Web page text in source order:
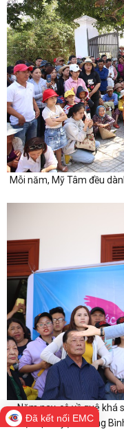
Mỗi năm, Mỹ Tâm đều
Năm nay, cô về quê khá
thiện tại huyện Thăng
Đã kết nối EMC